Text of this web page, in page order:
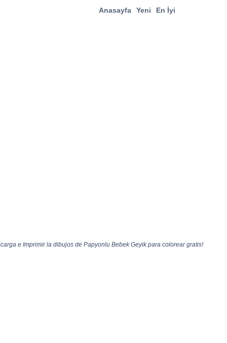
Anasayfa Yeni En İyi
e Imprimir la dibujos de Papyonlu Bebek Geyik para colorear gratis!